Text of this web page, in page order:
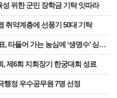
위한 군민 장학금 기탁 잇따라
취약계층에 선풍기 50대 기탁
어 가는 농심에 ‘생명수’ 싣고 달렸다
제6회 지회장기 한궁대회 성료
행정 우수공무원 7명 선정